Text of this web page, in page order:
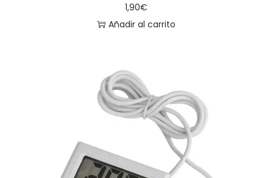
1,90€
Añadir al carrito